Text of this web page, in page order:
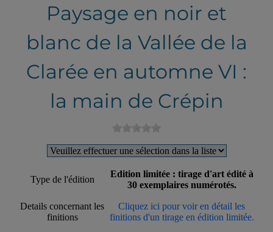
Paysage en noir et
blanc de la Vallée de la
Clarée en automne VI :
la main de Crépin
Type de l'édition
Edition limitée : tirage d'art édité à
30 exemplaires numérotés.
Details concernant les
finitions
Cliquez ici pour voir en détail les
finitions d'un tirage en édition limitée.